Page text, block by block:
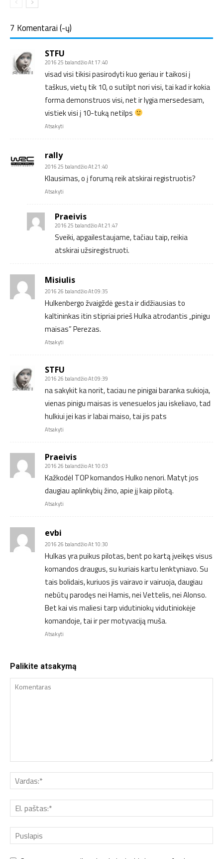
7 Komentarai (-ų)
STFU
2016 25 balandžio At 17:40
visad visi tikisi pasirodyti kuo geriau ir taikosi į
taškus, vietų tik 10, o sutilpt nori visi, tai kad ir kokia
forma demonstruos visi, net ir lygia mersedesam,
vistiek visi į 10-tuką netilps
Atsakyti
rally
2016 25 balandžio At 21:40
Klausimas, o į forumą reik atskirai registruotis?
Atsakyti
Praeivis
2016 25 balandžio At 21:47
Sveiki, apgailestaujame, tačiau taip, reikia
atskirai užsiregistruoti.
Misiulis
2016 26 balandžio At 09:35
Hulkenbergo žvaigždė gesta ir didžiausias to
kaltininkas itin stipriai prieš Hulka atrodantis „pinigu
maisas” Perezas.
Atsakyti
STFU
2016 26 balandžio At 09:39
na sakykit ka norit, taciau ne pinigai baranka sukioja,
vienas pinigu maisas is venesuelos jau iskeliavo, tad
hulkiui jei kas ir labai maiso, tai jis pats
Atsakyti
Praeivis
2016 26 balandžio At 10:03
Kažkodėl TOP komandos Hulko nenori. Matyt jos
daugiau aplinkybių žino, apie jį kaip pilotą.
Atsakyti
evbi
2016 26 balandžio At 10:30
Hulkas yra puikus pilotas, bent po kartą įveikęs visus
komandos draugus, su kuriais kartu lenktyniavo. Su
tais bolidais, kuriuos jis vairavo ir vairuoja, daugiau
nebūtų parodęs nei Hamis, nei Vettelis, nei Alonso.
Bet kai vis maliesi tarp vidutiniokų vidutiniokėje
komandoje, tai ir per motyvaciją muša.
Atsakyti
Palikite atsakymą